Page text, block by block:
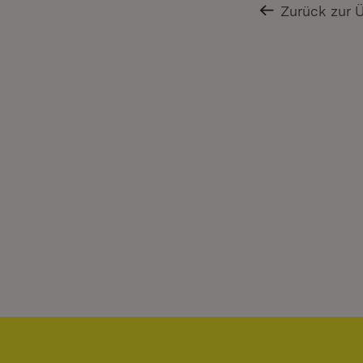
Zurück zur